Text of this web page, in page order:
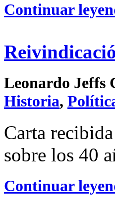
Continuar
Leonardo Jeffs
Historia,
Carta
sobre los 40
Continuar